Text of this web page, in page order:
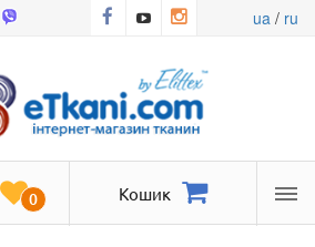
ua/ ru
0 Кошик